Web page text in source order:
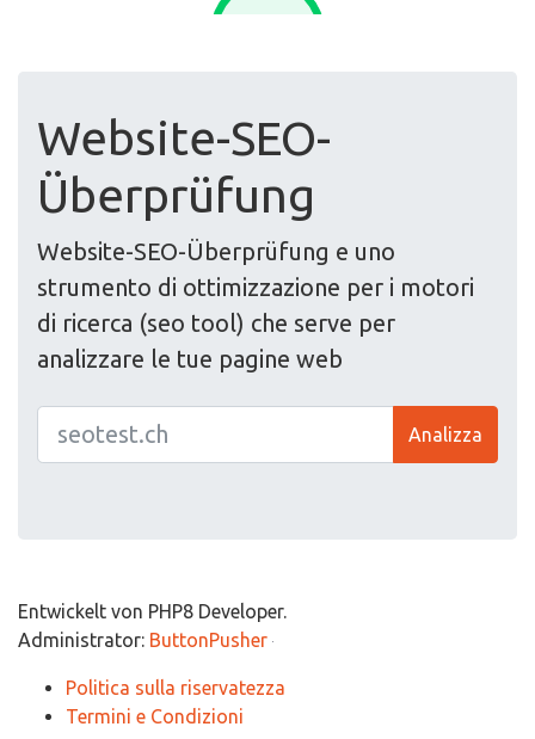
Website-SEO-
Überprüfung
Website-SEO-Überprüfung e uno
strumento di ottimizzazione per i motori
di ricerca (seo tool) che serve per
analizzare le tue pagine web
Analizza
Entwickelt von PHP8 Developer.
Administrator: ButtonPusher
Politica sulla riservatezza
Termini e Condizioni